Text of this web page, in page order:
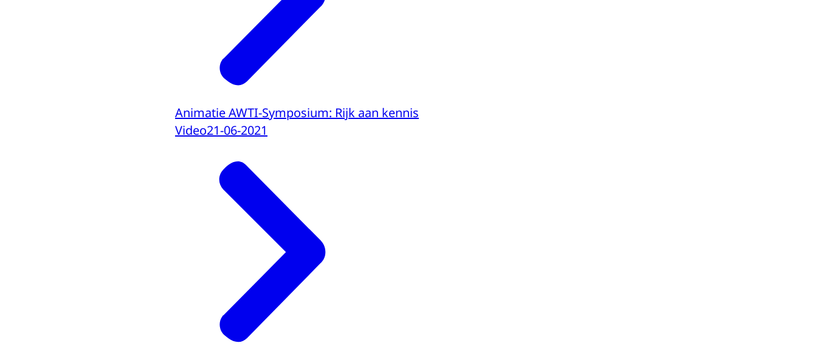
Animatie AWTI-Symposium: Rijk aan kennis
Video21-06-2021